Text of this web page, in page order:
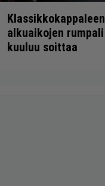
alkuaikojen
kuuluu soittaa